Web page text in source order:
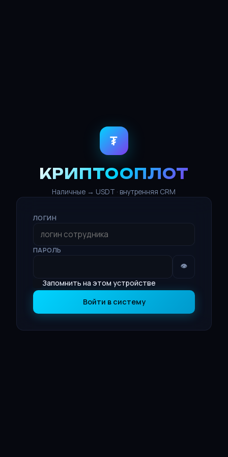
₮
КРИПТООПЛОТ
Наличные → USDT · внутренняя CRM
ЛОГИН
ПАРОЛЬ
👁
Запомнить на этом устройстве
Войти в систему